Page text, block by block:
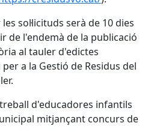
sol·licituds serà de 10 dies
de l'endemà de la publicació
al tauler d'edictes
a la Gestió de Residus del
d'educadores infantils
mitjançant concurs de